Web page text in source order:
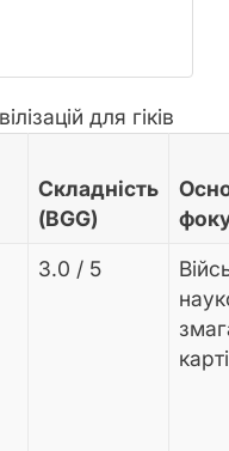
для гіків
Складність
(BGG)
3.0 / 5
карті